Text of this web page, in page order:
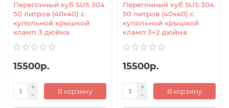
Перегонный куб SUS 304
50 литров (40x40) с
купольной крышкой
кламп 3 дюйма
15500р.
В корзину
Перегонный куб SUS 304
50 литров (40x40) с
купольной крышкой
кламп 3+2 дюйма
15500р.
В корзину